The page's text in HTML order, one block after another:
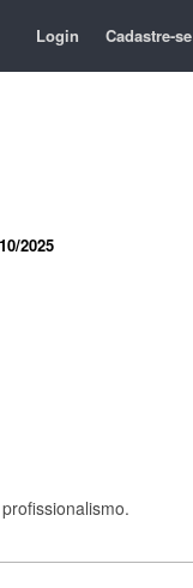
Login Cadastre-se
2025